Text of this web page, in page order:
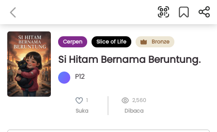
Cerpen Slice of Life Bronze
Si Hitam Bernama Beruntung.
P12
1
Suka
2,560
Dibaca